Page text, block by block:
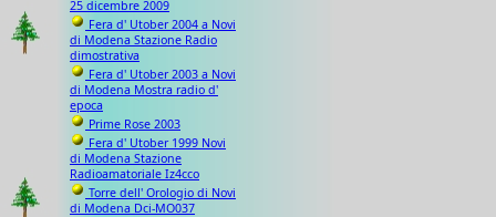
25 dicembre 2009
Fera d' Utober 2004 a Novi
di Modena Stazione Radio
dimostrativa
Fera d' Utober 2003 a Novi
di Modena Mostra radio d'
epoca
Prime Rose 2003
Fera d' Utober 1999 Novi
di Modena Stazione
Radioamatoriale Iz4cco
Torre dell' Orologio di Novi
di Modena Dci-MO037